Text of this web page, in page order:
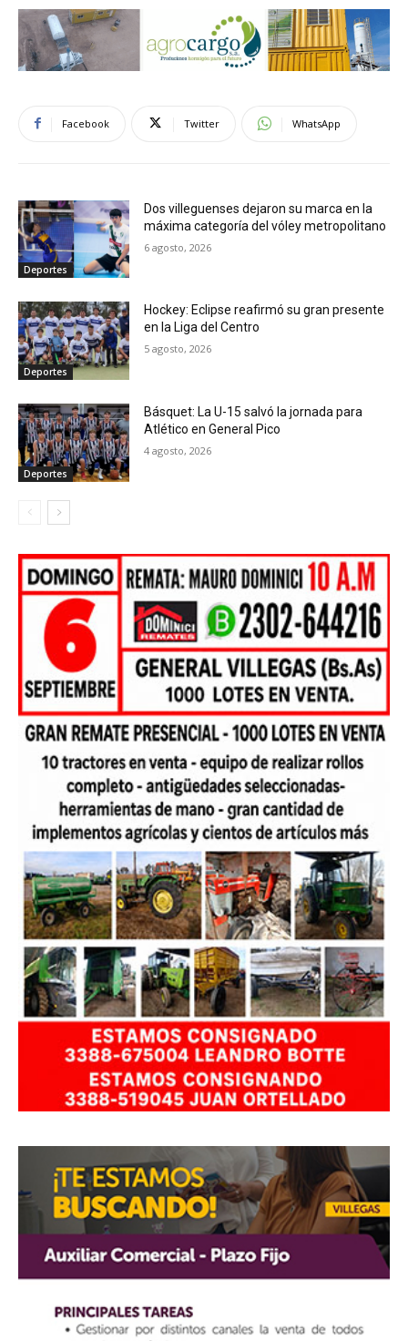
Facebook Twitter WhatsApp
Deportes
Dos villeguenses dejaron su marca en la
máxima categoría del vóley metropolitano
6 agosto, 2026
Deportes
Hockey: Eclipse reafirmó su gran presente
en la Liga del Centro
5 agosto, 2026
Deportes
Básquet: La U-15 salvó la jornada para
Atlético en General Pico
4 agosto, 2026